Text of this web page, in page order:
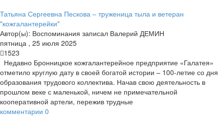
Татьяна Сергеевна Пескова – труженица тыла и ветеран
"кожгалантерейки"
Автор(ы): Воспоминания записал Валерий ДЕМИН
пятница , 25 июля 2025
1523
Недавно Бронницкое кожгалантерейное предприятие «Галатея»
отметило круглую дату в своей богатой истории – 100-летие со дня
образования трудового коллектива. Начав свою деятельность в
прошлом веке с маленькой, ничем не примечательной
кооперативной артели, пережив трудные
комментарии 0